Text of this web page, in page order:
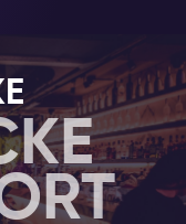
und genieße
mit LED-
sowie die
Outfits.
die hier
ist die NEON